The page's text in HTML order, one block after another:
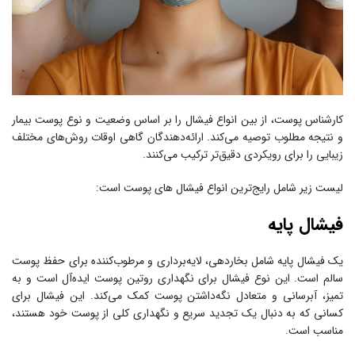
کارشناس پوست، از بین انواع فیشال را بر اساس وضعیت و نوع پوست بیمار
و نتیجه مطلوب توصیه می‌کند. ارائه‌دهندگان گاهی اوقات روش‌های مختلف
زیبایی را برای رویکردی دقیق‌تر ترکیب می‌کنند.
لیست زیر شامل رایج‌ترین انواع فیشال های پوست است:
فیشال پایه
یک فیشال پایه شامل بخاردهی، لایه‌برداری و مرطوب‌کننده برای حفظ پوست
سالم است. این نوع فیشال برای نگهداری روتین پوست ایده‌آل است و به
تمیز، آبرسانی و متعادل نگه‌داشتن پوست کمک می‌کند. این فیشال برای
کسانی که به دنبال یک تجدید سریع و نگهداری کلی از پوست خود هستند،
مناسب است.